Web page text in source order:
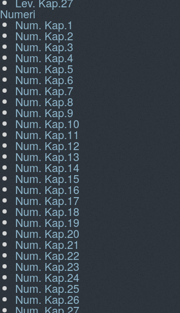
Numeri
Num. Kap.1
Num. Kap.2
Num. Kap.3
Num. Kap.4
Num. Kap.5
Num. Kap.6
Num. Kap.7
Num. Kap.8
Num. Kap.9
Num. Kap.10
Num. Kap.11
Num. Kap.12
Num. Kap.13
Num. Kap.14
Num. Kap.15
Num. Kap.16
Num. Kap.17
Num. Kap.18
Num. Kap.19
Num. Kap.20
Num. Kap.21
Num. Kap.22
Num. Kap.23
Num. Kap.24
Num. Kap.25
Num. Kap.26